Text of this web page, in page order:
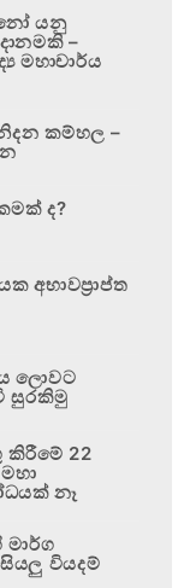
යනු
–
මහාචාර්ය
කම්හල –
ද?
අභාවප්‍රාප්ත
ලොවට
සුරකිමු
කිරීමේ 22
නෑ
වියදම්